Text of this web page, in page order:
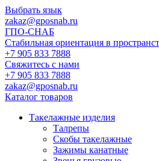
Выбрать язык
zakaz@gposnab.ru
ГПО-СНАБ
Стабильная ориентация в
+7 905 833 7888
Свяжитесь с нами
+7 905 833 7888
zakaz@gposnab.ru
Каталог товаров
Такелажные изделия
Талрепы
Скобы такелажные
Зажимы канатные